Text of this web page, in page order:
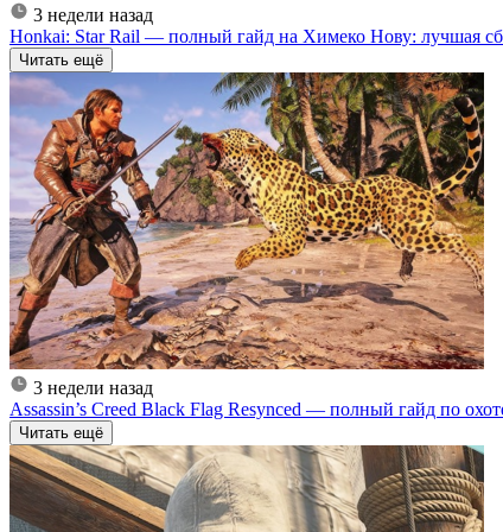
3 недели назад
Honkai: Star Rail — полный гайд на Химеко Нову: лучшая
Читать ещё
3 недели назад
Assassin’s Creed Black Flag Resynced — полный гайд по
Читать ещё